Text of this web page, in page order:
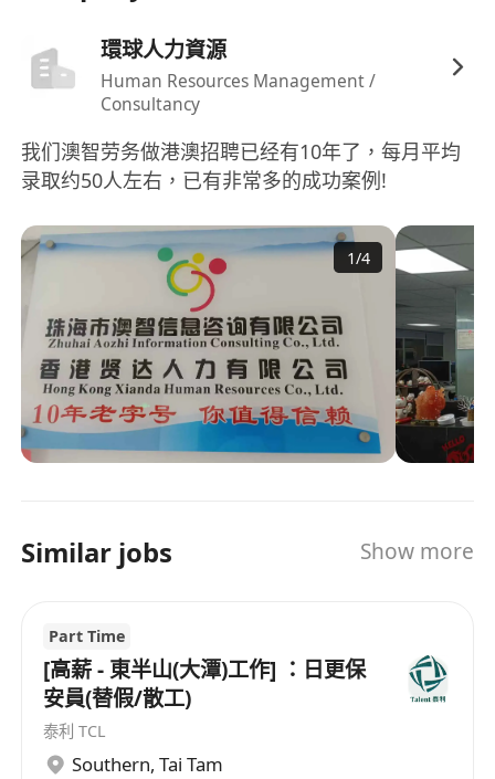
環球人力資源
Human Resources Management /
Consultancy
我们澳智劳务做港澳招聘已经有10年了，每月平均
录取约50人左右，已有非常多的成功案例!
1/4
Similar jobs Show more
Part Time
[高薪 - 東半山(大潭)工作] ：日更保
安員(替假/散工)
泰利 TCL
Southern, Tai Tam